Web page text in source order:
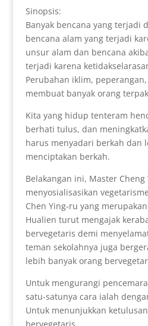
Sinopsis:
Banyak bencana yang terjadi
bencana alam yang terjadi
unsur alam dan bencana
terjadi karena
Perubahan iklim,
membuat banyak orang
Kita yang hidup tenteram
berhati tulus, dan
harus menyadari berkah dan
menciptakan berkah.
Belakangan ini, Master Cheng
menyosialisasikan
Chen Ying-ru yang
Hualien turut mengajak
bervegetaris demi
teman sekolahnya juga
lebih banyak orang
Untuk mengurangi
satu-satunya cara ialah
Untuk menunjukkan
bervegetaris.